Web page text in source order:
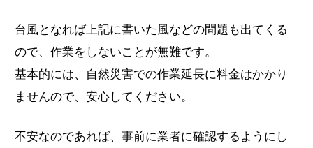
台風となれば上記に書いた風などの問題も出てくる
ので、作業をしないことが無難です。
基本的には、自然災害での作業延長に料金はかかり
ませんので、安心してください。
不安なのであれば、事前に業者に確認するようにし